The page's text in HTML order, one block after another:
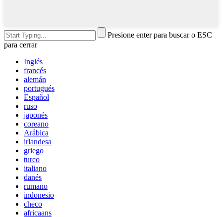
Presione enter para buscar o ESC
para cerrar
Inglés
francés
alemán
portugués
Español
ruso
japonés
coreano
Arábica
irlandesa
griego
turco
italiano
danés
rumano
indonesio
checo
africaans